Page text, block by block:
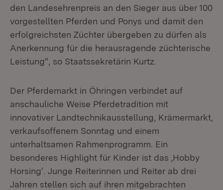
den Landesehrenpreis an den Sieger aus über 100
vorgestellten Pferden und Ponys und damit den
erfolgreichsten Züchter übergeben zu dürfen als
Anerkennung für die herausragende züchterische
Leistung", so Staatssekretärin Kurtz.
Der Pferdemarkt in Öhringen verbindet auf
anschauliche Weise Pferdetradition mit
innovativer Landtechnikausstellung, Krämermarkt,
verkaufsoffenem Sonntag und einem
unterhaltsamen Rahmenprogramm. Ein
besonderes Highlight für Kinder ist das ‚Hobby
Horsing‘. Junge Reiterinnen und Reiter ab drei
Jahren stellen sich auf ihren mitgebrachten